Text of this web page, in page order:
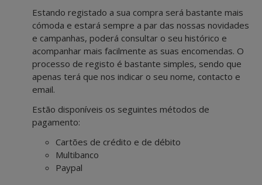
Estando registado a sua compra será bastante mais
cómoda e estará sempre a par das nossas novidades
e campanhas, poderá consultar o seu histórico e
acompanhar mais facilmente as suas encomendas. O
processo de registo é bastante simples, sendo que
apenas terá que nos indicar o seu nome, contacto e
email.
Estão disponíveis os seguintes métodos de
pagamento:
Cartões de crédito e de débito
Multibanco
Paypal